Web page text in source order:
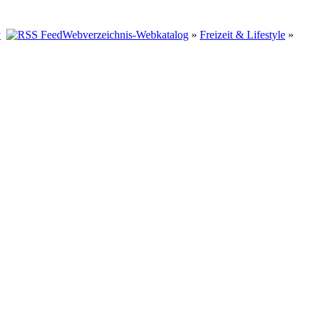
Webverzeichnis-Webkatalog » Freizeit & Lifestyle »